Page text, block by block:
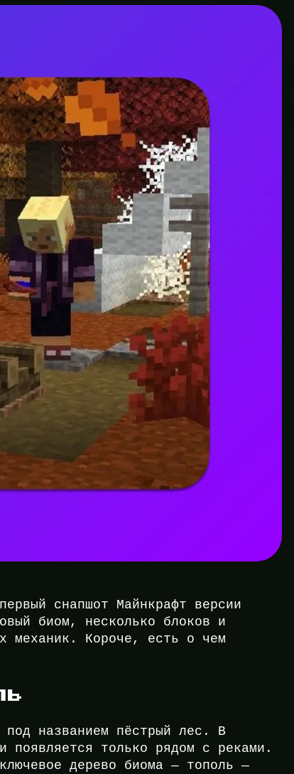
снапшот Майнкрафт версии
биом, несколько блоков и
механик. Короче, есть о чем
под названием пёстрый лес. В
появляется только рядом с реками.
дерево биома — тополь —